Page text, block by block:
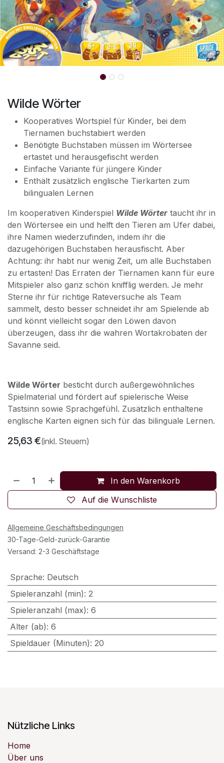
Wilde Wörter
Kooperatives Wortspiel für Kinder, bei dem
Tiernamen buchstabiert werden
Benötigte Buchstaben müssen im Wörtersee
ertastet und herausgefischt werden
Einfache Variante für jüngere Kinder
Enthält zusätzlich englische Tierkarten zum
bilingualen Lernen
Im kooperativen Kinderspiel Wilde Wörter taucht ihr in
den Wörtersee ein und helft den Tieren am Ufer dabei,
ihre Namen wiederzufinden, indem ihr die
dazugehörigen Buchstaben herausfischt. Aber
Achtung: ihr habt nur wenig Zeit, um alle Buchstaben
zu ertasten! Das Erraten der Tiernamen kann für eure
Mitspieler also ganz schön knifflig werden. Je mehr
Sterne ihr für richtige Rateversuche als Team
sammelt, desto besser schneidet ihr am Spielende ab
und könnt vielleicht sogar den Löwen davon
überzeugen, dass ihr die wahren Wortakrobaten der
Savanne seid.
Wilde Wörter besticht durch außergewöhnliches
Spielmaterial und fördert auf spielerische Weise
Tastsinn sowie Sprachgefühl. Zusätzlich enthaltene
englische Karten eignen sich für das bilinguale Lernen.
25,63 €(inkl. Steuern)
In den Warenkorb
Auf die Wunschliste
Allgemeine Geschäftsbedingungen
30-Tage-Geld-zurück-Garantie
Versand: 2-3 Geschäftstage
Sprache: Deutsch
Spieleranzahl (min): 2
Spieleranzahl (max): 6
Alter (ab): 6
Spieldauer (Minuten): 20
Nützliche Links
Home
Über uns